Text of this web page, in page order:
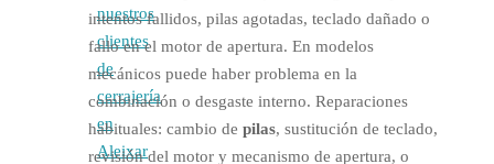
nuestros
clientes
de
cerrajería
en
Aleixar
intentos fallidos, pilas agotadas, teclado dañado o
fallo en el motor de apertura. En modelos
mecánicos puede haber problema en la
combinación o desgaste interno. Reparaciones
habituales: cambio de pilas, sustitución de teclado,
revisión del motor y mecanismo de apertura, o